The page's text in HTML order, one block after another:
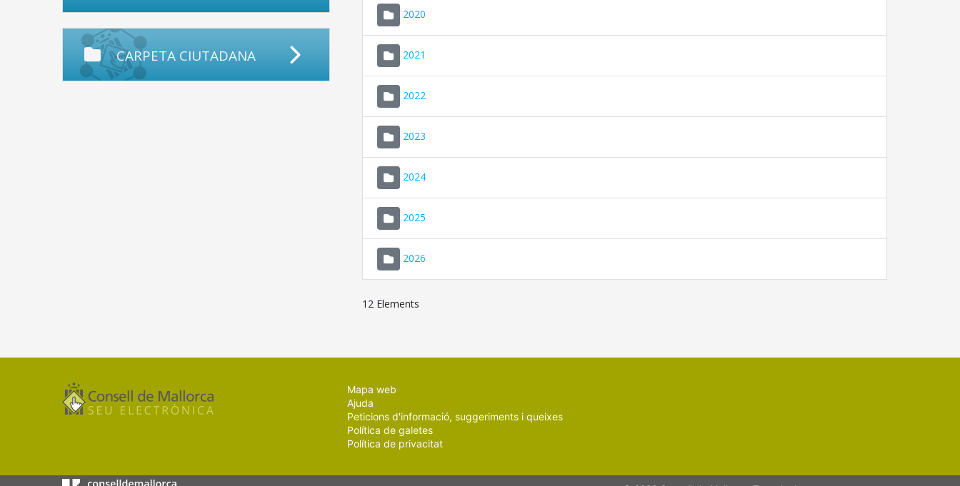
CARPETA CIUTADANA
2020
2021
2022
2023
2024
2025
2026
12 Elements
Mapa web
Ajuda
Peticions d'informació, suggeriments i queixes
Política de galetes
Política de privacitat